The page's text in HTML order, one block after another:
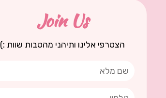
Join Us
הצטרפי אלינו ותיהני מהטבות שוות :)